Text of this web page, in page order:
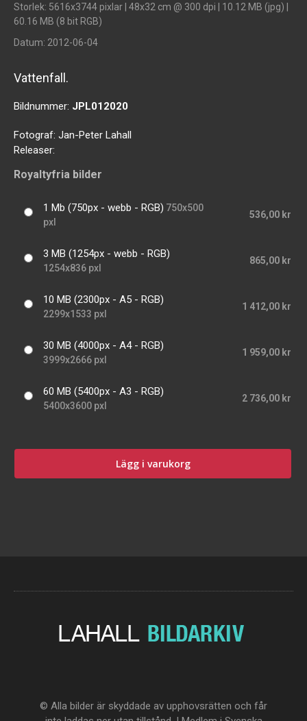
Storlek: 5616x3744 pixlar | 48x32 cm @ 300 dpi | 10.12 MB (jpg) |
60.16 MB (8 bit RGB)
Datum: 2012-06-04
Vattenfall.
Bildnummer: JPL012020
Fotograf: Jan-Peter Lahall
Releaser:
Royaltyfria bilder
1 Mb (750px - webb - RGB) 750x500
pxl
536,00 kr
3 MB (1254px - webb - RGB)
1254x836 pxl
865,00 kr
10 MB (2300px - A5 - RGB)
2299x1533 pxl
1 412,00 kr
30 MB (4000px - A4 - RGB)
3999x2666 pxl
1 959,00 kr
60 MB (5400px - A3 - RGB)
5400x3600 pxl
2 736,00 kr
Lägg i varukorg
© Alla bilder är skyddade av upphovsrätten och får